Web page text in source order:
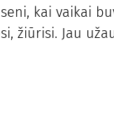
kai vaikai
žiūrisi. Jau